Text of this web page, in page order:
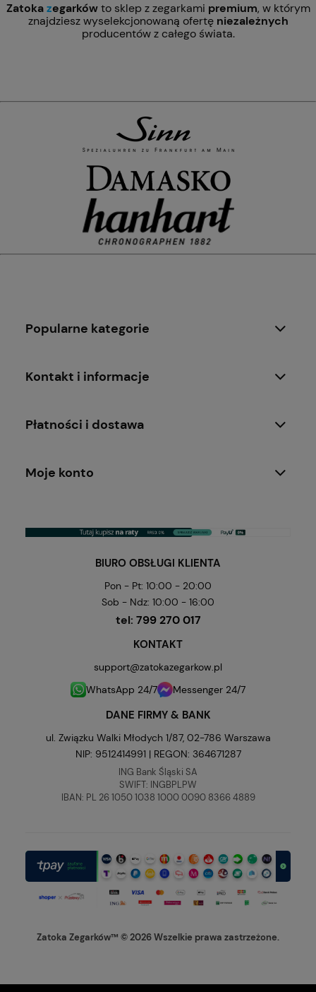
Zatokazegarkówto sklep z zegarkami premium, w którym
znajdziesz wyselekcjonowaną ofertę niezależnych
producentów z całego świata.
Popularne kategorie
Kontakt i informacje
Płatności i dostawa
Moje konto
BIURO OBSŁUGI KLIENTA
Pon - Pt: 10:00 - 20:00
Sob - Ndz: 10:00 - 16:00
tel: 799 270 017
KONTAKT
support@zatokazegarkow.pl
WhatsApp 24/7
Messenger 24/7
DANE FIRMY & BANK
ul. Związku Walki Młodych 1/87, 02-786 Warszawa
NIP: 9512414991 | REGON: 364671287
ING Bank Śląski SA
SWIFT: INGBPLPW
IBAN: PL 26 1050 1038 1000 0090 8366 4889
Zatoka Zegarków™ © 2026 Wszelkie prawa zastrzeżone.